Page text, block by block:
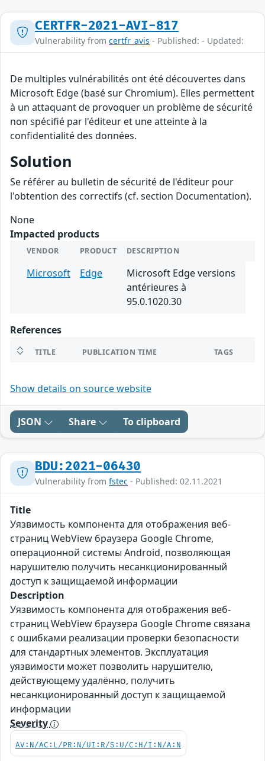
CERTFR-2021-AVI-817
Vulnerability from certfr_avis - Published: - Updated:
De multiples vulnérabilités ont été découvertes dans
Microsoft Edge (basé sur Chromium). Elles permettent
à un attaquant de provoquer un problème de sécurité
non spécifié par l'éditeur et une atteinte à la
confidentialité des données.
Solution
Se référer au bulletin de sécurité de l'éditeur pour
l'obtention des correctifs (cf. section Documentation).
None
Impacted products
VENDOR PRODUCT DESCRIPTION
Microsoft Edge
Microsoft Edge versions
antérieures à
95.0.1020.30
References
TITLE PUBLICATION TIME TAGS
Show details on source website
JSON Share To clipboard
BDU:2021-06430
Vulnerability from fstec - Published: 02.11.2021
Title
Уязвимость компонента для отображения веб-
страниц WebView браузера Google Chrome,
операционной системы Android, позволяющая
нарушителю получить несанкционированный
доступ к защищаемой информации
Description
Уязвимость компонента для отображения веб-
страниц WebView браузера Google Chrome связана
с ошибками реализации проверки безопасности
для стандартных элементов. Эксплуатация
уязвимости может позволить нарушителю,
действующему удалённо, получить
несанкционированный доступ к защищаемой
информации
Severity
AV:N/AC:L/PR:N/UI:R/S:U/C:H/I:N/A:N